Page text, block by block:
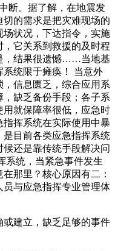
断。据了解，在地震发
的需求是把灾难现场的
场状况，下达指令，实施
它关系到救援的及时程
，结果很遗憾……当地基
统限于瘫痪！ 当意外
信息匮乏，综合应用系
缺乏备份手段；各子系
就保障率很低，应急时
挥系统在实际使用中暴
目前各类应急指挥系统
候还是靠传统手段解决问
系统，当紧急事件发生
那里？核心原因有二：
员与应急指挥专业管理体
或建立，缺乏足够的事件